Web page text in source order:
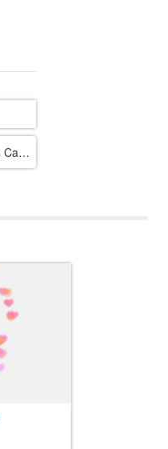
7款HTML5 Canvas全屏背景动画特效